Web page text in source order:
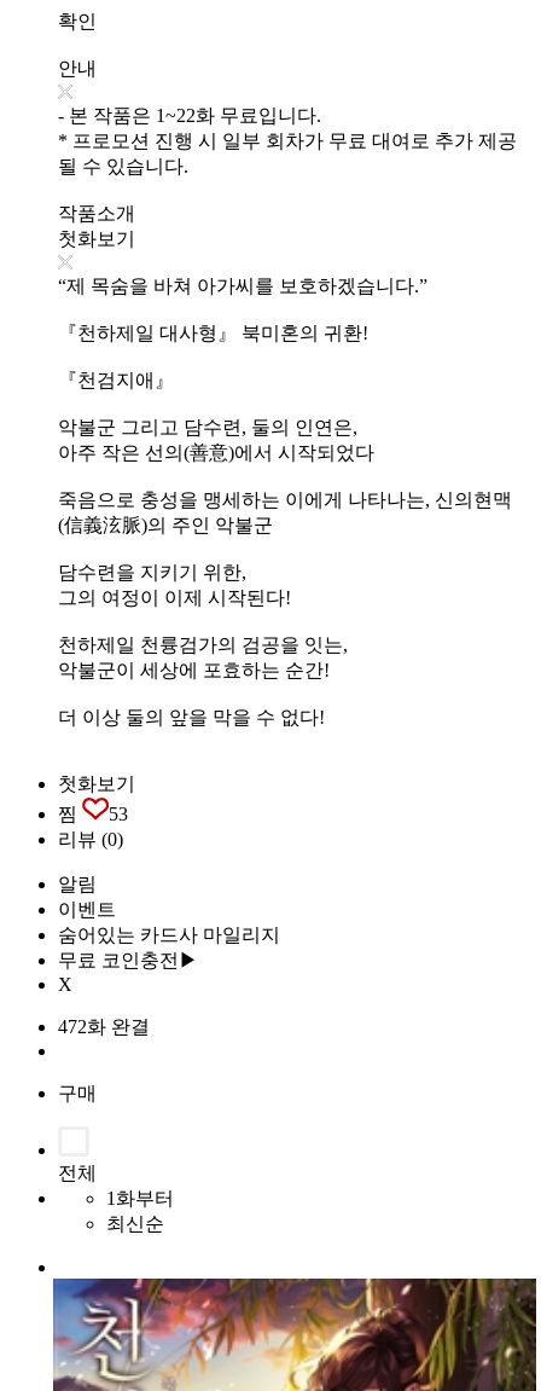
확인
안내
- 본 작품은 1~22화 무료입니다.
* 프로모션 진행 시 일부 회차가 무료 대여로 추가 제공
될 수 있습니다.
작품소개
첫화보기
“제 목숨을 바쳐 아가씨를 보호하겠습니다.”
『천하제일 대사형』 북미혼의 귀환!
『천검지애』
악불군 그리고 담수련, 둘의 인연은,
아주 작은 선의(善意)에서 시작되었다
죽음으로 충성을 맹세하는 이에게 나타나는, 신의현맥
(信義泫脈)의 주인 악불군
담수련을 지키기 위한,
그의 여정이 이제 시작된다!
천하제일 천륭검가의 검공을 잇는,
악불군이 세상에 포효하는 순간!
더 이상 둘의 앞을 막을 수 없다!
첫화보기
찜
53
리뷰 (0)
알림
이벤트
숨어있는 카드사 마일리지
무료 코인충전▶
X
472화 완결
구매
전체
1화부터
최신순